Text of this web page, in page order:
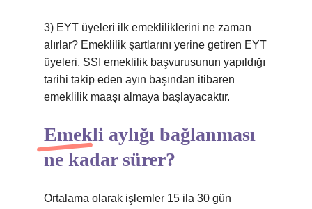
3) EYT üyeleri ilk emekliliklerini ne zaman
alırlar? Emeklilik şartlarını yerine getiren EYT
üyeleri, SSI emeklilik başvurusunun yapıldığı
tarihi takip eden ayın başından itibaren
emeklilik maaşı almaya başlayacaktır.
Emekli aylığı bağlanması
ne kadar sürer?
Ortalama olarak işlemler 15 ila 30 gün